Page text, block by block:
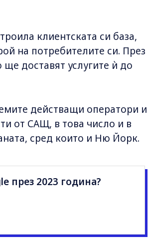
клиентската си база,
на потребителите си. През
доставят услугите ѝ до
действащи оператори и
от САЩ, в това число и в
сред които и Ню Йорк.
през 2023 година?